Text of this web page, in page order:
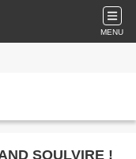
MENU
SOULVIRE !